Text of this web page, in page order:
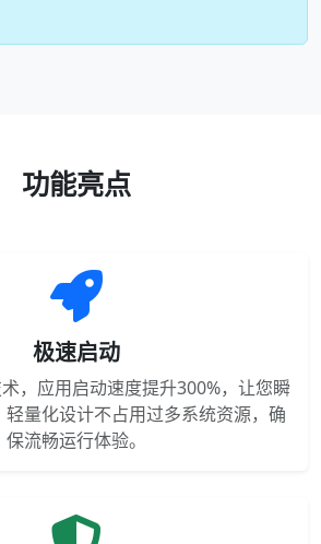
功能亮点
极速启动
，应用启动速度提升300%，让您瞬
量化设计不占用过多系统资源，确
保流畅运行体验。